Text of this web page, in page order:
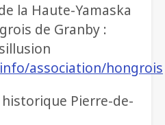
la Haute-Yamaska
de Granby :
association/hongrois
historique Pierre-de-